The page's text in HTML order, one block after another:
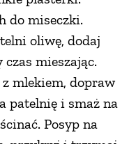
do miseczki.
oliwę, dodaj
mieszając.
mlekiem, dopraw
patelnię i smaż na
Posyp na